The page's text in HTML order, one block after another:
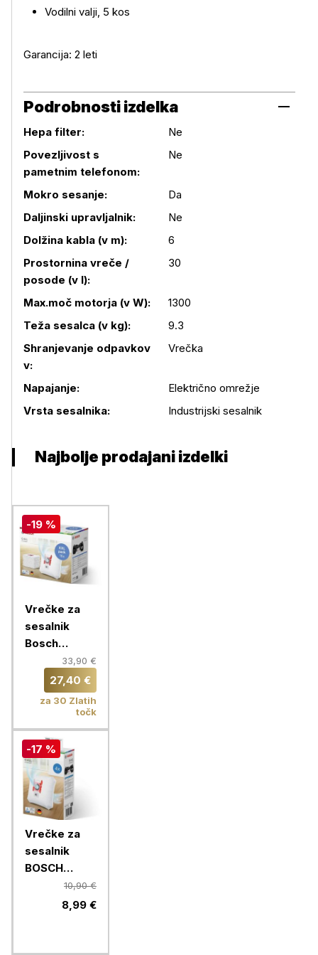
Vodilni valji, 5 kos
Garancija: 2 leti
Podrobnosti izdelka
Podrobnosti izdelka
Hepa filter:
Ne
Povezljivost s
pametnim telefonom:
Ne
Mokro sesanje:
Da
Daljinski upravljalnik:
Ne
Dolžina kabla (v m):
6
Prostornina vreče /
posode (v l):
30
Max.moč motorja (v W):
1300
Teža sesalca (v kg):
9.3
Shranjevanje odpavkov
v:
Vrečka
Napajanje:
Električno omrežje
Vrsta sesalnika:
Industrijski sesalnik
Najbolje prodajani izdelki
-19 %
Vrečke za
sesalnik
Bosch
BBZ16GALL,
16 kom
33,90 €
27,40 €
za 30 Zlatih
točk
-17 %
Vrečke za
sesalnik
BOSCH
BBZ41FGALL,
10,90 €
8,99 €